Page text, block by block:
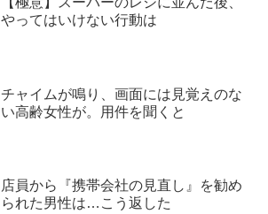
やってはいけない行動は
チャイムが鳴り、画面には見覚えのな
い高齢女性が。用件を聞くと
店員から『携帯会社の見直し』を勧め
られた男性は…こう返した